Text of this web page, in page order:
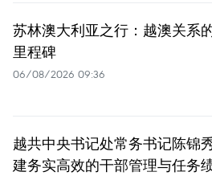
苏林澳大利亚之行：越澳关系
里程碑
06/08/2026 09:36
越共中央书记处常务书记陈锦
建务实高效的干部管理与任务